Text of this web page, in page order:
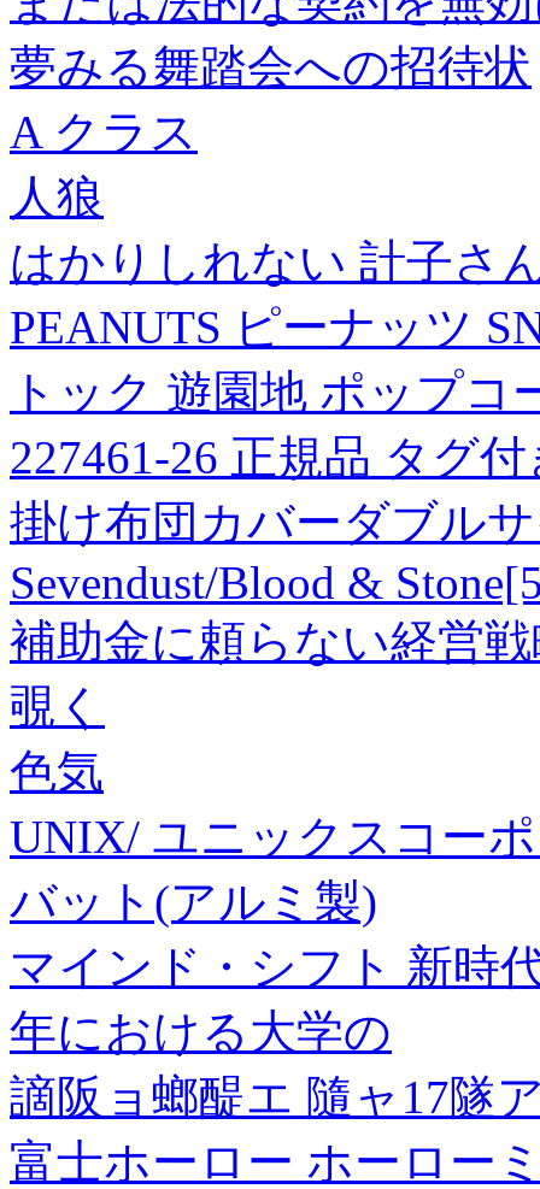
夢みる舞踏会への招待状
A クラス
人狼
はかりしれない 計子さ
PEANUTS ピーナッツ
トック 遊園地 ポップ
227461-26 正規品 タグ付
掛け布団カバーダブル
Sevendust/Blood &
補助金に頼らない経営
覗く
色気
UNIX/ ユニックスコー
バット(アルミ製)
マインド・シフト 新時
年における大学の
謫阪ョ螂醍エ 隨ャ17隧
富士ホーロー ホーロー